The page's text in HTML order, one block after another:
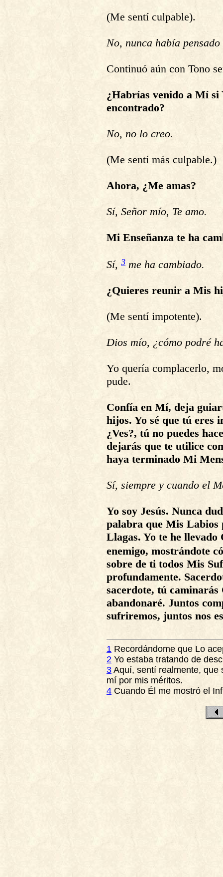
(Me sentí culpable).
No, nunca había
Continuó aún con Tono
¿Habrías venido a Mí si
encontrado?
No, no lo creo.
(Me sentí más culpable.)
Ahora, ¿Me amas?
Sí, Señor mío, Te amo.
Mi Enseñanza te ha
Sí, 3 me ha cambiado.
¿Quieres reunir a Mis
(Me sentí impotente).
Dios mío, ¿cómo podré
Yo quería complacerlo,
pude.
Confía en Mí, deja
hijos. Yo sé que tú eres
¿Ves?, tú no puedes
dejarás que te utilice
haya terminado Mi
Sí, siempre y cuando el
Yo soy Jesús. Nunca
palabra que Mis
Llagas. Yo te he
enemigo, mostrándote
sobre de ti todos Mis
profundamente.
sacerdote, tú
abandonaré. Juntos
sufriremos, juntos nos
1 Recordándome que Lo
2 Yo estaba tratando de
3 Aquí, sentí realmente, que
mí por mis méritos.
4 Cuando Él me mostró el